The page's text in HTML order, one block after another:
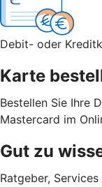
Debit- oder
Karte
Bestellen Sie Ihre
Mastercard im
Gut zu
Ratgeber,